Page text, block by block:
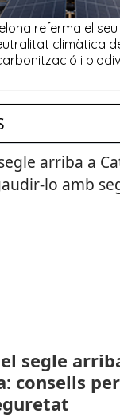
segle
consells